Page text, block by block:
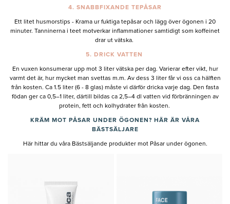
4. SNABBFIXANDE TEPÅSAR
Ett litet husmorstips - Krama ur fuktiga tepåsar och lägg över ögonen i 20
minuter. Tanninerna i teet motverkar inflammationer samtidigt som koffeinet
drar ut vätska.
5. DRICK VATTEN
En vuxen konsumerar upp mot 3 liter vätska per dag. Varierar efter vikt, hur
varmt det är, hur mycket man svettas m.m. Av dess 3 liter får vi oss ca hälften
från kosten. Ca 1.5 liter (6 - 8 glas) måste vi därför dricka varje dag. Den fasta
födan ger ca 0,5–1 liter, därtill bildas ca 2,5–4 dl vatten vid förbränningen av
protein, fett och kolhydrater från kosten.
KRÄM MOT PÅSAR UNDER ÖGONEN? HÄR ÄR VÅRA
BÄSTSÄLJARE
Här hittar du våra Bästsäljande produkter mot Påsar under ögonen.